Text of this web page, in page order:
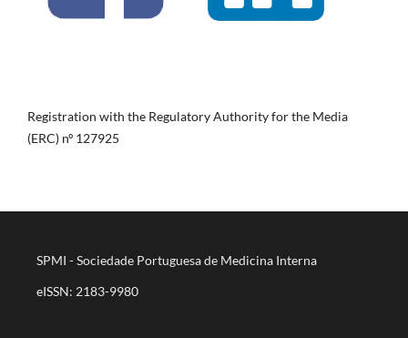
Registration with the Regulatory Authority for the Media
(ERC) nº 127925
SPMI - Sociedade Portuguesa de Medicina Interna
eISSN: 2183-9980